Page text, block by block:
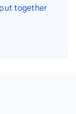
together